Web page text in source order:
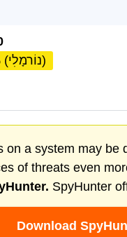
20 % (נוֹרמָלִי)
on a system may be
of threats even
SpyHunter
Download